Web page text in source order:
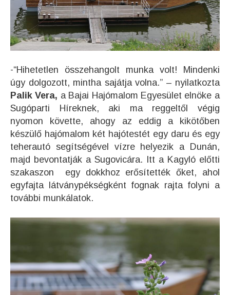
-“Hihetetlen összehangolt munka volt! Mindenki
úgy dolgozott, mintha sajátja volna.” – nyilatkozta
Palik Vera, a Bajai Hajómalom Egyesület elnöke a
Sugóparti Híreknek, aki ma reggeltől végig
nyomon követte, ahogy az eddig a kikötőben
készülő hajómalom két hajótestét egy daru és egy
teherautó segítségével vízre helyezik a Dunán,
majd bevontatják a Sugovicára. Itt a Kagyló előtti
szakaszon egy dokkhoz erősítették őket, ahol
egyfajta látványpékségként fognak rajta folyni a
további munkálatok.